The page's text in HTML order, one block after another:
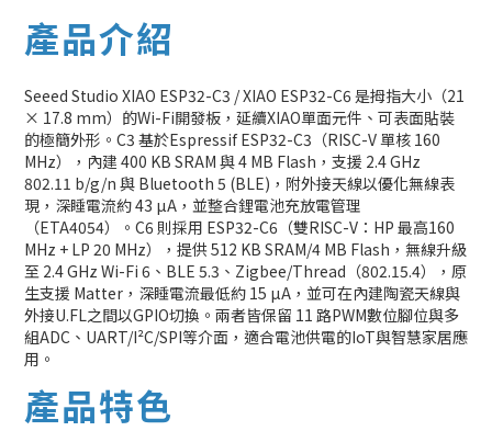
產品介紹
Seeed Studio XIAO ESP32-C3 / XIAO ESP32-C6 是拇指大小（21
× 17.8 mm）的Wi-Fi開發板，延續XIAO單面元件、可表面貼裝
的極簡外形。C3 基於Espressif ESP32-C3（RISC-V 單核 160
MHz），內建 400 KB SRAM 與 4 MB Flash，支援 2.4 GHz
802.11 b/g/n 與 Bluetooth 5 (BLE)，附外接天線以優化無線表
現，深睡電流約 43 µA，並整合鋰電池充放電管理
（ETA4054）。C6 則採用 ESP32-C6（雙RISC-V：HP 最高160
MHz + LP 20 MHz），提供 512 KB SRAM/4 MB Flash，無線升級
至 2.4 GHz Wi-Fi 6、BLE 5.3、Zigbee/Thread（802.15.4），原
生支援 Matter，深睡電流最低約 15 µA，並可在內建陶瓷天線與
外接U.FL之間以GPIO切換。兩者皆保留 11 路PWM數位腳位與多
組ADC、UART/I²C/SPI等介面，適合電池供電的IoT與智慧家居應
用。
產品特色